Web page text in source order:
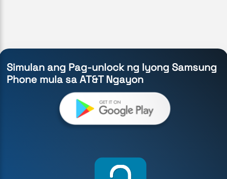
Simulan ang Pag-unlock ng Iyong Samsung
Phone mula sa AT&T Ngayon